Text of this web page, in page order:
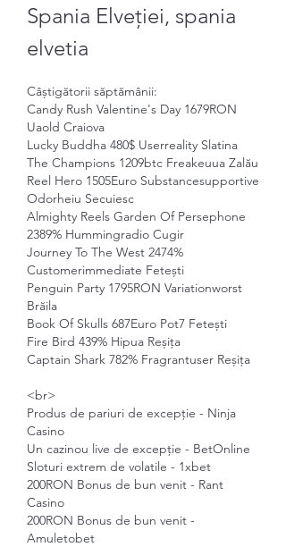
Spania Elveției, spania
elvetia
Câștigătorii săptămânii:
Candy Rush Valentine's Day 1679RON
Uaold Craiova
Lucky Buddha 480$ Userreality Slatina
Reel Hero 1505Euro Substancesupportive
Odorheiu Secuiesc
Almighty Reels Garden Of Persephone
2389% Hummingradio Cugir
Journey To The West 2474%
Customerimmediate Fetești
Penguin Party 1795RON Variationworst
Brăila
Book Of Skulls 687Euro Pot7 Fetești
Fire Bird 439% Hipua Reșița
Captain Shark 782% Fragrantuser Reșița
<br>
Produs de pariuri de excepție - Ninja
Casino
Un cazinou live de excepție - BetOnline
Sloturi extrem de volatile - 1xbet
200RON Bonus de bun venit - Rant
Casino
200RON Bonus de bun venit -
Amuletobet